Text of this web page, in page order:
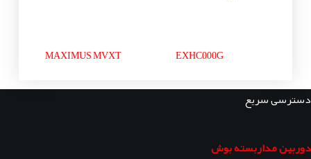
EXHC000G
MAXIMUS MVXT
دسترسی سریع
دوربین مداربسته بوش